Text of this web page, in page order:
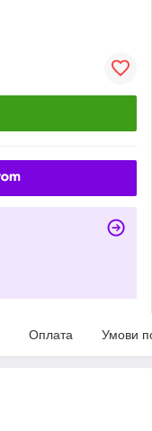
Оплата Умови